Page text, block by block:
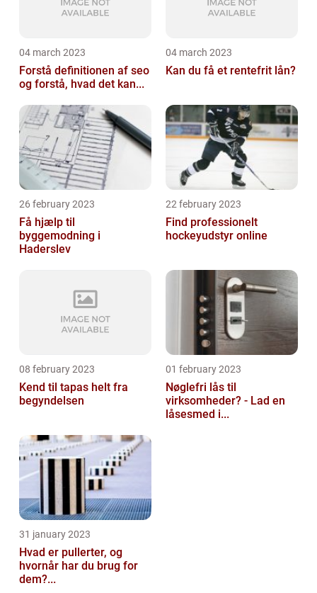
04 march 2023
Forstå definitionen af seo
og forstå, hvad det kan...
04 march 2023
Kan du få et rentefrit lån?
26 february 2023
Få hjælp til
byggemodning i
Haderslev
22 february 2023
Find professionelt
hockeyudstyr online
08 february 2023
Kend til tapas helt fra
begyndelsen
01 february 2023
Nøglefri lås til
virksomheder? - Lad en
låsesmed i...
31 january 2023
Hvad er pullerter, og
hvornår har du brug for
dem?...